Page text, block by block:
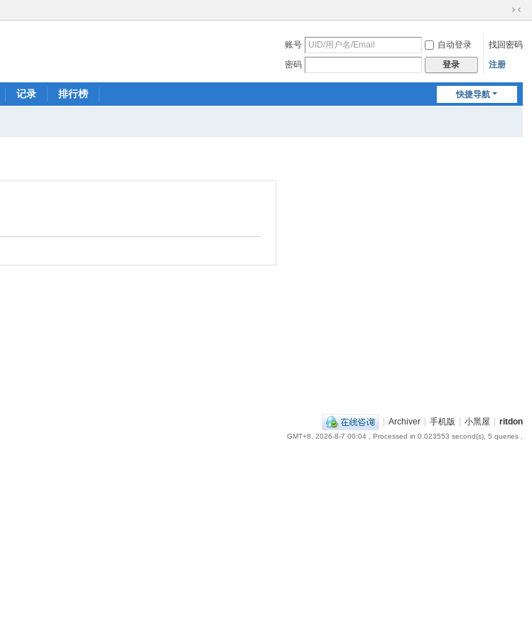
切
到
账号 自动登录
找回密码
密码
登录 注册
快捷导航
记录 排行榜
| Archiver | 手机版 | 小黑屋 | ritdon
GMT+8, 2026-8-7 00:04, Processed in 0.023553 second(s), 5 queries .